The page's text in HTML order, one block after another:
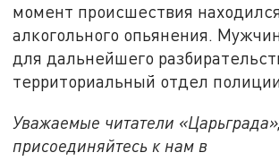
момент происшествия
алкогольного опьянения.
для дальнейшего
территориальный отдел
Уважаемые читатели «Царьграда»,
присоединяйтесь к нам в